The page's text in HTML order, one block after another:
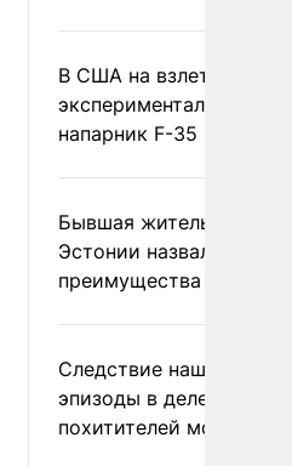
В США на взлете
экспериментальный
напарник F-35
Бывшая жительница
Эстонии назвала
преимущества России
Следствие нашло
эпизоды в деле
похитителей москвичек